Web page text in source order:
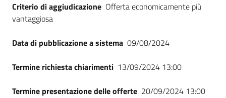
Criterio di aggiudicazione Offerta economicamente più
vantaggiosa
Data di pubblicazione a sistema 09/08/2024
Termine richiesta chiarimenti 13/09/2024 13:00
Termine presentazione delle offerte 20/09/2024 13:00